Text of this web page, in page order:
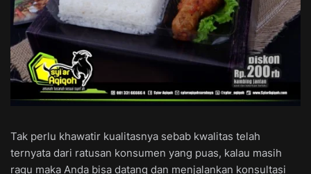
Tak perlu khawatir kualitasnya sebab kwalitas telah
ternyata dari ratusan konsumen yang puas, kalau masih
ragu maka Anda bisa datang dan menjalankan konsultasi